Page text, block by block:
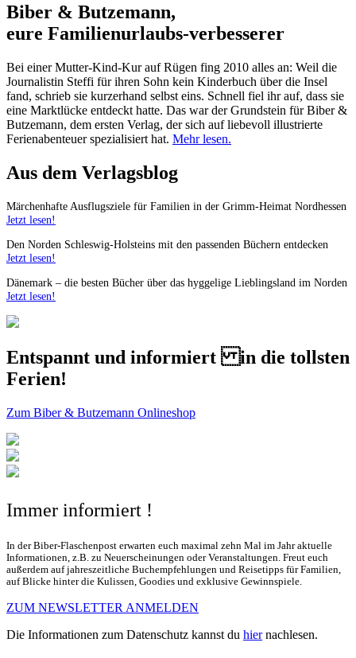
Biber & Butzemann,
eure Familienurlaubs-verbesserer
Bei einer Mutter-Kind-Kur auf Rügen fing 2010 alles an: Weil die
Journalistin Steffi für ihren Sohn kein Kinderbuch über die Insel
fand, schrieb sie kurzerhand selbst eins. Schnell fiel ihr auf, dass sie
eine Marktlücke entdeckt hatte. Das war der Grundstein für Biber &
Butzemann, dem ersten Verlag, der sich auf liebevoll illustrierte
Ferienabenteuer spezialisiert hat. Mehr lesen.
Aus dem Verlagsblog
Märchenhafte Ausflugsziele für Familien in der Grimm-Heimat Nordhessen
Jetzt lesen!
Den Norden Schleswig-Holsteins mit den passenden Büchern entdecken
Jetzt lesen!
Dänemark – die besten Bücher über das hyggelige Lieblingsland im Norden
Jetzt lesen!
Entspannt und informiert in die tollsten
Ferien!
Zum Biber & Butzemann Onlineshop
Immer informiert !
In der Biber-Flaschenpost erwarten euch maximal zehn Mal im Jahr aktuelle
Informationen, z.B. zu Neuerscheinungen oder Veranstaltungen. Freut euch
außerdem auf jahreszeitliche Buchempfehlungen und Reisetipps für Familien,
auf Blicke hinter die Kulissen, Goodies und exklusive Gewinnspiele.
ZUM NEWSLETTER ANMELDEN
Die Informationen zum Datenschutz kannst du hiernachlesen.